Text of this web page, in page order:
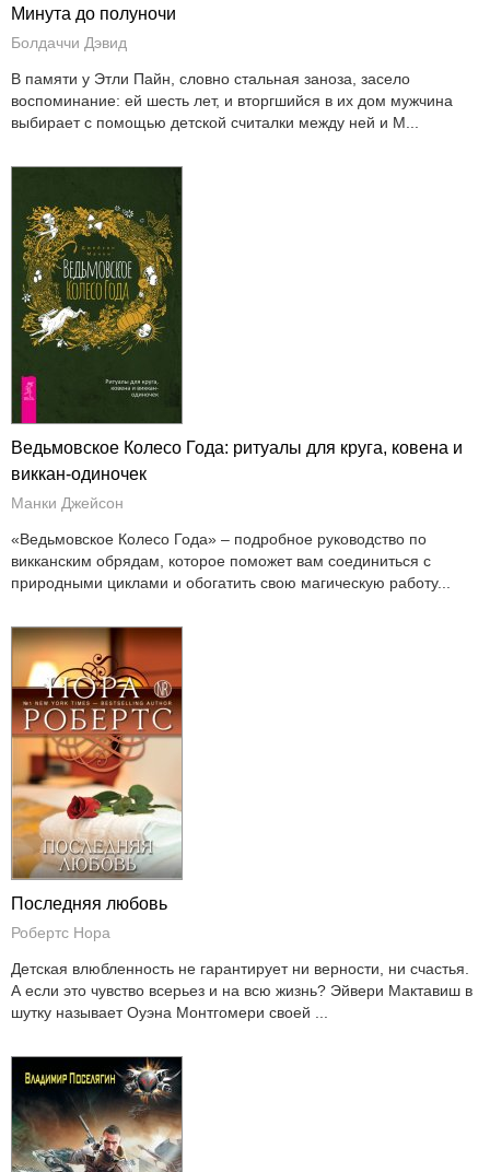
Минута до полуночи
Болдаччи Дэвид
В памяти у Этли Пайн, словно стальная заноза, засело
воспоминание: ей шесть лет, и вторгшийся в их дом мужчина
выбирает с помощью детской считалки между ней и М...
Ведьмовское Колесо Года: ритуалы для круга, ковена и
виккан-одиночек
Манки Джейсон
«Ведьмовское Колесо Года» – подробное руководство по
викканским обрядам, которое поможет вам соединиться с
природными циклами и обогатить свою магическую работу...
Последняя любовь
Робертс Нора
Детская влюбленность не гарантирует ни верности, ни счастья.
А если это чувство всерьез и на всю жизнь? Эйвери Мактавиш в
шутку называет Оуэна Монтгомери своей ...